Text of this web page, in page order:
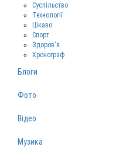
Суспільство
Технології
Цікаво
Спорт
Здоров‘я
Хронограф
Блоги
Фото
Відео
Музика